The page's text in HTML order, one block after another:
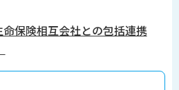
保険相互会社との包括連携